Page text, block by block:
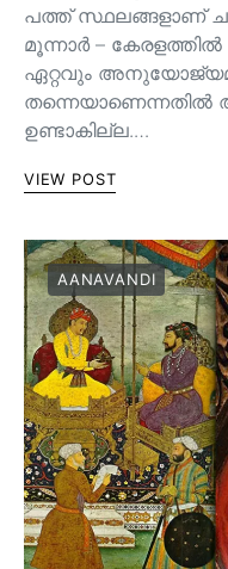
പത്ത് സ്ഥലങ്ങളാണ്
മൂന്നാർ –
ഏറ്റവും
ഉണ്ടാകില്ല.…
VIEW POST
AANAVANDI